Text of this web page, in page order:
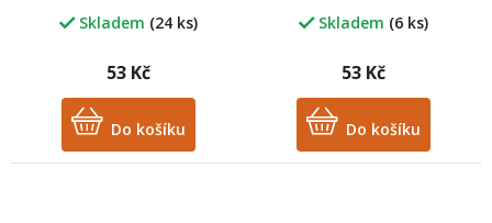
Skladem (24 ks)
53 Kč
Do košíku
Skladem (6 ks)
53 Kč
Do košíku